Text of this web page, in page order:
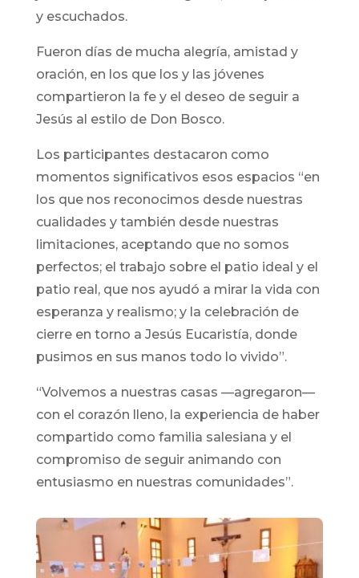
y escuchados.
Fueron días de mucha alegría, amistad y
oración, en los que los y las jóvenes
compartieron la fe y el deseo de seguir a
Jesús al estilo de Don Bosco.
Los participantes destacaron como
momentos significativos esos espacios “en
los que nos reconocimos desde nuestras
cualidades y también desde nuestras
limitaciones, aceptando que no somos
perfectos; el trabajo sobre el patio ideal y el
patio real, que nos ayudó a mirar la vida con
esperanza y realismo; y la celebración de
cierre en torno a Jesús Eucaristía, donde
pusimos en sus manos todo lo vivido”.
“Volvemos a nuestras casas —agregaron—
con el corazón lleno, la experiencia de haber
compartido como familia salesiana y el
compromiso de seguir animando con
entusiasmo en nuestras comunidades”.